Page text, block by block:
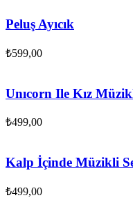
Peluş Ayıcık
₺599,00
Unıcorn Ile Kız
₺499,00
Kalp İçinde Müzikli
₺499,00